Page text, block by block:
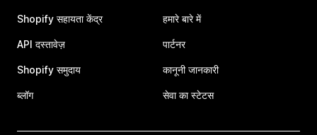
Shopify सहायता केंद्र
API दस्तावेज़
Shopify समुदाय
ब्लॉग
हमारे बारे में
पार्टनर
कानूनी जानकारी
सेवा का स्टेटस